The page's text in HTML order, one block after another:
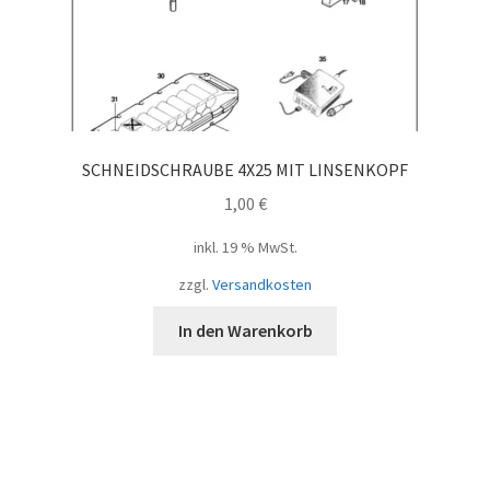
SCHNEIDSCHRAUBE 4X25 MIT LINSENKOPF
1,00 €
inkl. 19 % MwSt.
zzgl. Versandkosten
In den Warenkorb